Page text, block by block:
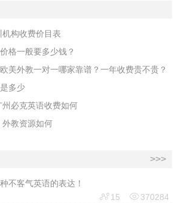
构收费价目表
格一般要多少钱？
美外教一对一哪家靠谱？一年收费贵不贵？
多少
必克英语收费如何
教资源如何
>>>
不客气英语的表达！
15 370284